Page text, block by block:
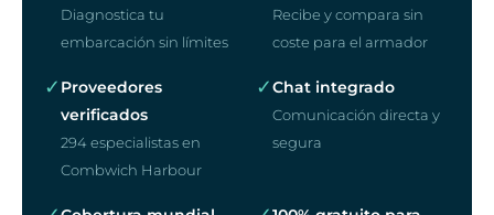
Diagnostica tu
embarcación sin límites
Recibe y compara sin
coste para el armador
✓ Proveedores
verificados
294 especialistas en
Combwich Harbour
✓Chat integrado
Comunicación directa y
segura